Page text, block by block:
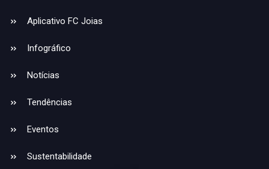
Aplicativo FC Joias
Infográfico
Notícias
Tendências
Eventos
Sustentabilidade